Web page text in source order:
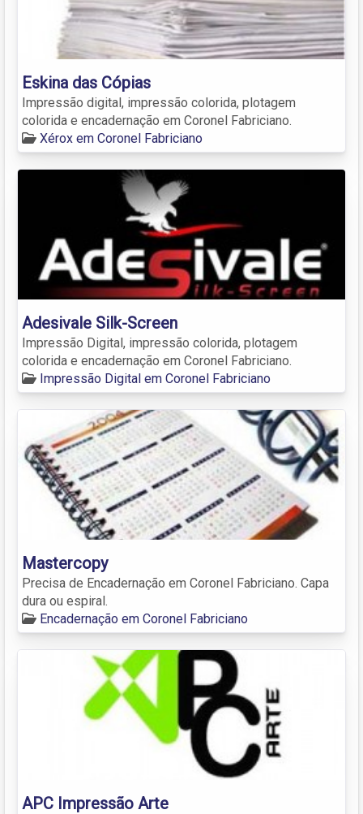
Eskina das Cópias
Impressão digital, impressão colorida, plotagem
colorida e encadernação em Coronel Fabriciano.
Xérox em Coronel Fabriciano
Adesivale Silk-Screen
Impressão Digital, impressão colorida, plotagem
colorida e encadernação em Coronel Fabriciano.
Impressão Digital em Coronel Fabriciano
Mastercopy
Precisa de Encadernação em Coronel Fabriciano. Capa
dura ou espiral.
Encadernação em Coronel Fabriciano
APC Impressão Arte